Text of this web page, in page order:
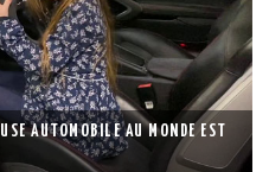
AUTOMOBILE AU MONDE EST